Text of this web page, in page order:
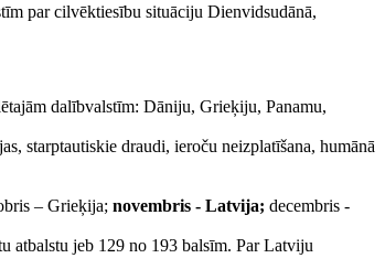
par cilvēktiesību situāciju Dienvidsudānā,
dalībvalstīm: Dāniju, Grieķiju, Panamu,
starptautiskie draudi, ieroču neizplatīšana, humānā
– Grieķija; novembris - Latvija; decembris -
atbalstu jeb 129 no 193 balsīm. Par Latviju